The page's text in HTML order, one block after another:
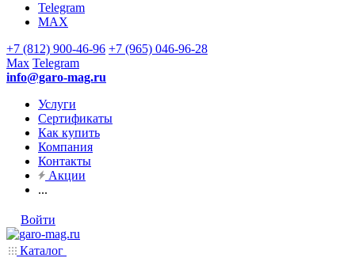
Telegram
MAX
+7 (812) 900-46-96 +7 (965) 046-96-28
Max Telegram
info@garo-mag.ru
Услуги
Сертификаты
Как купить
Компания
Контакты
Акции
...
Войти
Каталог